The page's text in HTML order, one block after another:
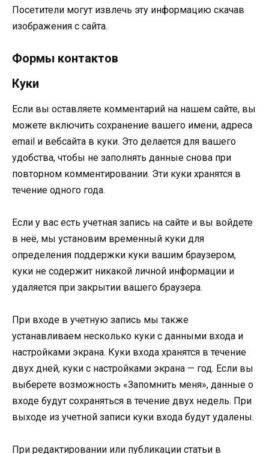
Посетители могут извлечь эту информацию скачав
изображения с сайта.
Формы контактов
Куки
Если вы оставляете комментарий на нашем сайте, вы
можете включить сохранение вашего имени, адреса
email и вебсайта в куки. Это делается для вашего
удобства, чтобы не заполнять данные снова при
повторном комментировании. Эти куки хранятся в
течение одного года.
Если у вас есть учетная запись на сайте и вы войдете
в неё, мы установим временный куки для
определения поддержки куки вашим браузером,
куки не содержит никакой личной информации и
удаляется при закрытии вашего браузера.
При входе в учетную запись мы также
устанавливаем несколько куки с данными входа и
настройками экрана. Куки входа хранятся в течение
двух дней, куки с настройками экрана — год. Если вы
выберете возможность «Запомнить меня», данные о
входе будут сохраняться в течение двух недель. При
выходе из учетной записи куки входа будут удалены.
При редактировании или публикации статьи в